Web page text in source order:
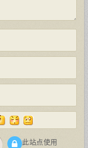
此站点使用